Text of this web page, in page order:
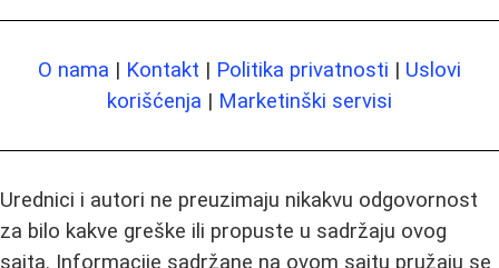
O nama | Kontakt | Politika privatnosti | Uslovi
korišćenja | Marketinški servisi
Urednici i autori ne preuzimaju nikakvu odgovornost
za bilo kakve greške ili propuste u sadržaju ovog
sajta. Informacije sadržane na ovom sajtu pružaju se